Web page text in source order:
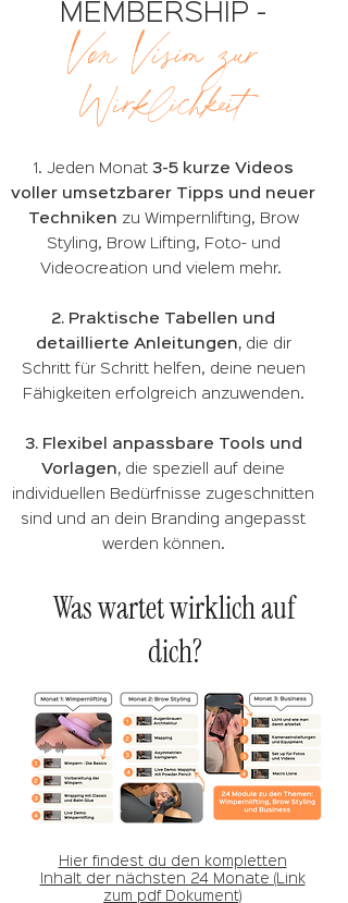
MEMBERSHIP -
Von Vision zur
Wirklichkeit
1. Jeden Monat 3-5 kurze Videos
voller umsetzbarer Tipps und neuer
Techniken zu Wimpernlifting, Brow
Styling, Brow Lifting, Foto- und
Videocreation und vielem mehr.
2. Praktische Tabellen und
detaillierte Anleitungen,die dir
Schritt für Schritt helfen, deine neuen
Fähigkeiten erfolgreich anzuwenden.
3. Flexibel anpassbare Tools und
Vorlagen, die speziell auf deine
individuellen Bedürfnisse zugeschnitten
sind und an dein Branding angepasst
werden können.
Was wartet wirklich auf
dich?
Hier findest du den kompletten
Inhalt der nächsten 24 Monate (Link
zum pdf Dokument)